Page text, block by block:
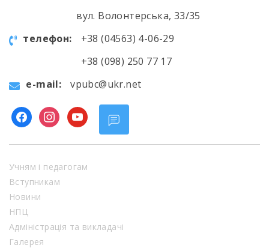
вул. Волонтерська, 33/35
телефон:
+38 (04563) 4-06-29
+38 (098) 250 77 17
e-mail:
vpubc@ukr.net
facebookinstagram
youtube
Учням і педагогам
Вступникам
Новини
НПЦ
Адміністрація та викладачі
Галерея